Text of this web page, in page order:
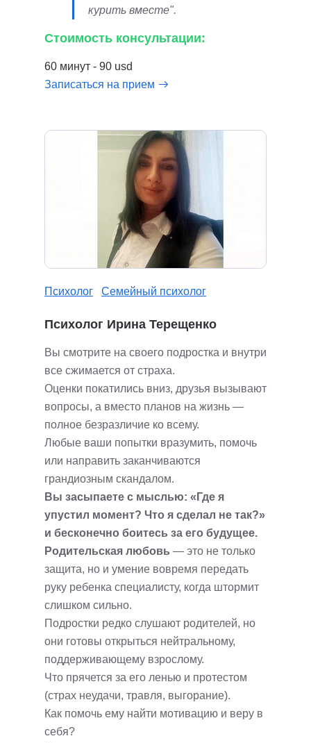
курить вместе".
Стоимость консультации:
60 минут - 90 usd
Записаться на прием
Психолог Семейный психолог
Психолог Ирина Терещенко
Вы смотрите на своего подростка и внутри
все сжимается от страха.
Оценки покатились вниз, друзья вызывают
вопросы, а вместо планов на жизнь —
полное безразличие ко всему.
Любые ваши попытки вразумить, помочь
или направить заканчиваются
грандиозным скандалом.
Вы засыпаете с мыслью: «Где я
упустил момент? Что я сделал не так?»
и бесконечно боитесь за его будущее.
Родительская любовь — это не только
защита, но и умение вовремя передать
руку ребенка специалисту, когда штормит
слишком сильно.
Подростки редко слушают родителей, но
они готовы открыться нейтральному,
поддерживающему взрослому.
Что прячется за его ленью и протестом
(страх неудачи, травля, выгорание).
Как помочь ему найти мотивацию и веру в
себя?